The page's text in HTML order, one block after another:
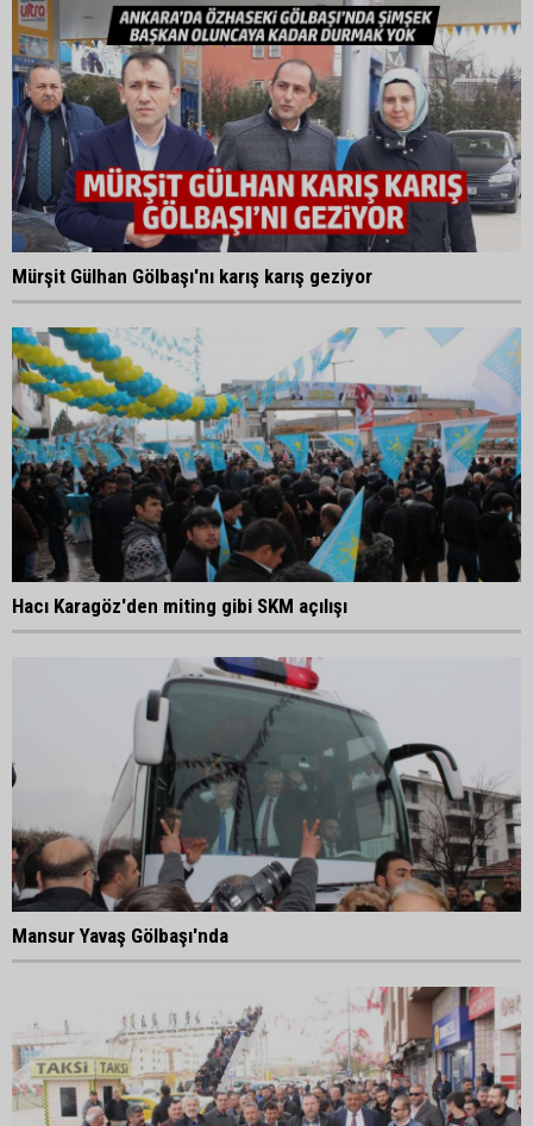
Mürşit Gülhan Gölbaşı'nı karış karış geziyor
Hacı Karagöz'den miting gibi SKM açılışı
Mansur Yavaş Gölbaşı'nda